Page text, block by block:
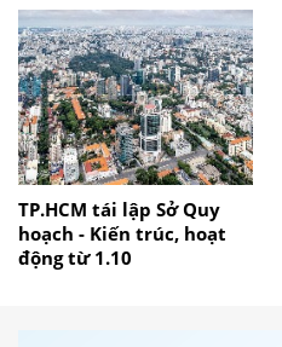
TP.HCM tái lập Sở Quy
hoạch - Kiến trúc, hoạt
động từ 1.10